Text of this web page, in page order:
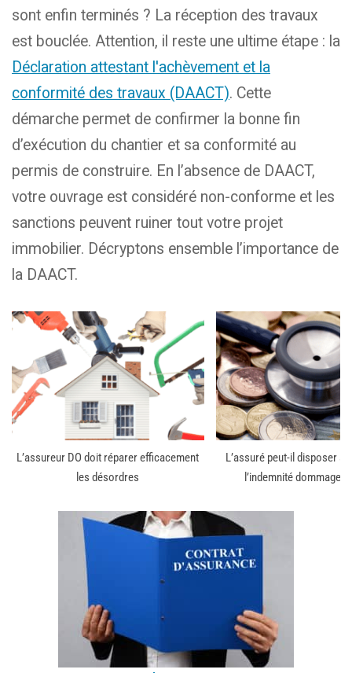
sont enfin terminés ? La réception des travaux
est bouclée. Attention, il reste une ultime étape : la
Déclaration attestant l'achèvement et la
conformité des travaux (DAACT). Cette
démarche permet de confirmer la bonne fin
d’exécution du chantier et sa conformité au
permis de construire. En l’absence de DAACT,
votre ouvrage est considéré non-conforme et les
sanctions peuvent ruiner tout votre projet
immobilier. Décryptons ensemble l’importance de
la DAACT.
L’assureur DO doit réparer efficacement
les désordres
L’assuré peut-il disposer à
l’indemnité dommage